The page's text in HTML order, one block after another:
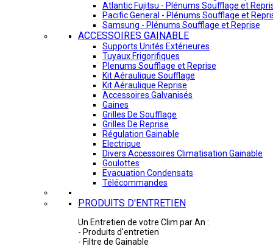
Atlantic Fujitsu - Plénums Soufflage et
Pacific General - Plénums Soufflage et
Samsung - Plénums Soufflage et Reprise
ACCESSOIRES GAINABLE
Supports Unités Extérieures
Tuyaux Frigorifiques
Plenums Soufflage et Reprise
Kit Aéraulique Soufflage
Kit Aéraulique Reprise
Accessoires Galvanisés
Gaines
Grilles De Soufflage
Grilles De Reprise
Régulation Gainable
Electrique
Divers Accessoires Climatisation Gainable
Goulottes
Evacuation Condensats
Télécommandes
PRODUITS D'ENTRETIEN
Un Entretien de votre Clim par An :
- Produits d'entretien
- Filtre de Gainable